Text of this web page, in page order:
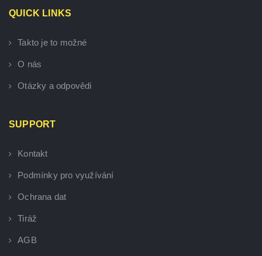
QUICK LINKS
Takto je to možné
O nás
Otázky a odpovědi
SUPPORT
Kontakt
Podmínky pro využívání
Ochrana dat
Tiráž
AGB